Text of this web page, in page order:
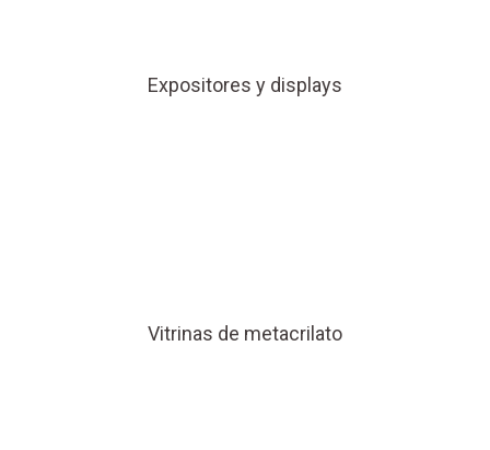
Expositores y displays
Vitrinas de metacrilato